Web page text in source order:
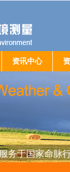
资讯中心
于国家命脉